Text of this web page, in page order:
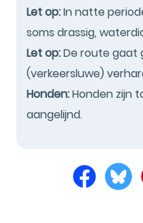
Let op:In natte
soms drassig,
Let op:De route gaat
(verkeersluwe)
Honden:Honden zijn
aangelijnd.